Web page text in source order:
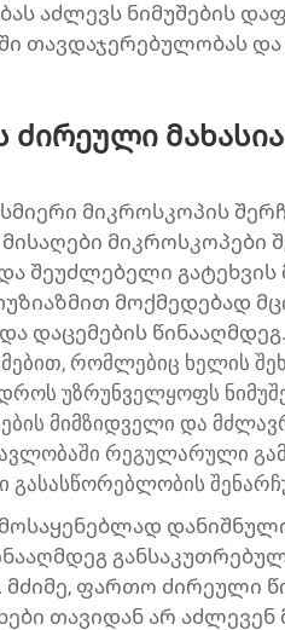
აძლევს ნიმუშების
თავდაჯერებულობას და
ძირეული
მიკროსკოპის
მიკროსკოპები
შეუძლებელი გატეხვის
მოქმედებად
დაცემების
რომლებიც ხელის
უზრუნველყოფს
მიმზიდველი და
რეგულარული
გასასწორებლობის
ფართო ძირეული
თავიდან არ აძლევენ